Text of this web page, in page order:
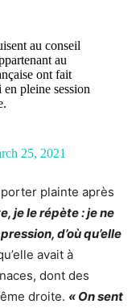
au conseil
au
ont fait
pleine session
25, 2021
porter plainte après
je le répète : je ne
d’où qu’elle
avait à
dont des
droite. « On sent